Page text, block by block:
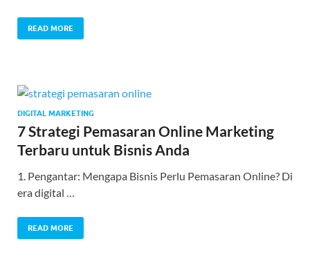
READ MORE
DIGITAL MARKETING
7 Strategi Pemasaran Online Marketing
Terbaru untuk Bisnis Anda
1. Pengantar: Mengapa Bisnis Perlu Pemasaran Online? Di
era digital …
READ MORE